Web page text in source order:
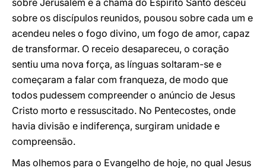
sobre Jerusalém e a chama do Espírito Santo desceu
sobre os discípulos reunidos, pousou sobre cada um e
acendeu neles o fogo divino, um fogo de amor, capaz
de transformar. O receio desapareceu, o coração
sentiu uma nova força, as línguas soltaram-se e
começaram a falar com franqueza, de modo que
todos pudessem compreender o anúncio de Jesus
Cristo morto e ressuscitado. No Pentecostes, onde
havia divisão e indiferença, surgiram unidade e
compreensão.
Mas olhemos para o Evangelho de hoje, no qual Jesus